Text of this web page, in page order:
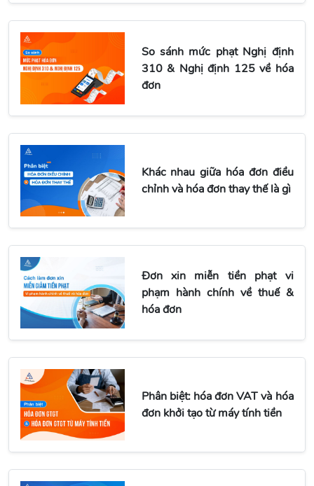
So sánh mức phạt Nghị định
310 & Nghị định 125 về hóa
đơn
Khác nhau giữa hóa đơn điều
chỉnh và hóa đơn thay thế là gì
Đơn xin miễn tiền phạt vi
phạm hành chính về thuế &
hóa đơn
Phân biệt: hóa đơn VAT và hóa
đơn khởi tạo từ máy tính tiền